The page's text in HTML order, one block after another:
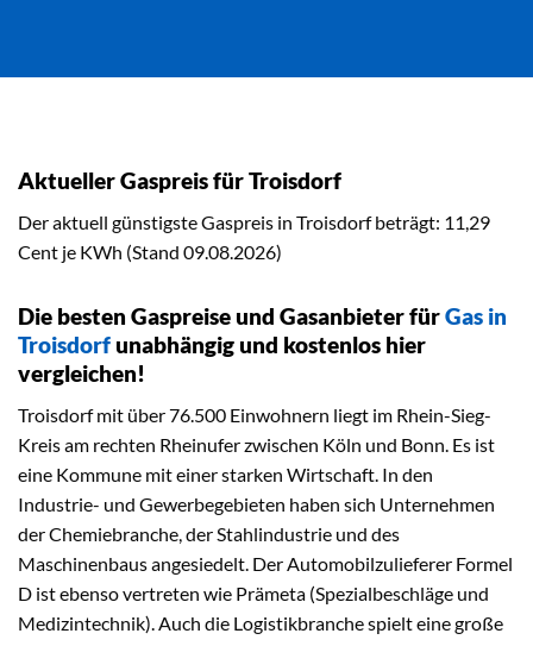
Aktueller Gaspreis für Troisdorf
Der aktuell günstigste Gaspreis in Troisdorf beträgt: 11,29
Cent je KWh (Stand 09.08.2026)
Die besten Gaspreise und Gasanbieter fürGas in
Troisdorf unabhängig und kostenlos hier
vergleichen!
Troisdorf mit über 76.500 Einwohnern liegt im Rhein-Sieg-
Kreis am rechten Rheinufer zwischen Köln und Bonn. Es ist
eine Kommune mit einer starken Wirtschaft. In den
Industrie- und Gewerbegebieten haben sich Unternehmen
der Chemiebranche, der Stahlindustrie und des
Maschinenbaus angesiedelt. Der Automobilzulieferer Formel
D ist ebenso vertreten wie Prämeta (Spezialbeschläge und
Medizintechnik). Auch die Logistikbranche spielt eine große